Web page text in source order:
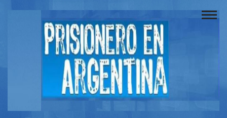
Buscador
Documentos